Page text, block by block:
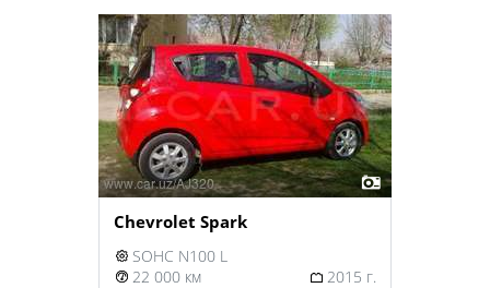
Chevrolet Spark
SOHC N100 L
22 000 км
2015 г.